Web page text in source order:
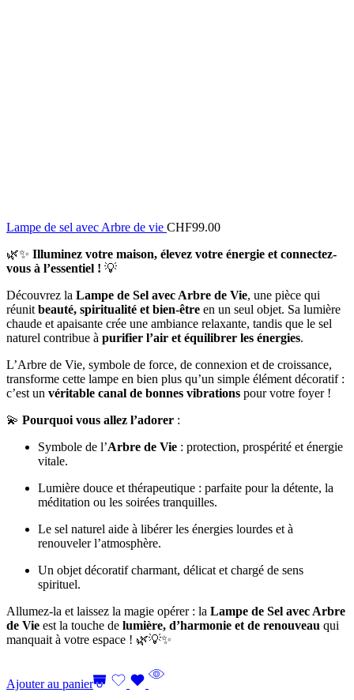
Lampe de sel avec Arbre de vie CHF99.00
🌿✨ Illuminez votre maison, élevez votre énergie et connectez-
vous à l’essentiel ! 💡
Découvrez la Lampe de Sel avec Arbre de Vie, une pièce qui
réunitbeauté, spiritualité et bien-être en un seul objet. Sa lumière
chaude et apaisante crée une ambiance relaxante, tandis que le sel
naturel contribue à purifier l’air et équilibrer les énergies.
L’Arbre de Vie, symbole de force, de connexion et de croissance,
transforme cette lampe en bien plus qu’un simple élément décoratif :
c’est un véritable canal de bonnes vibrations pour votre foyer !
💫 Pourquoi vous allez l’adorer :
Symbole de l’Arbre de Vie : protection, prospérité et énergie
vitale.
Lumière douce et thérapeutique : parfaite pour la détente, la
méditation ou les soirées tranquilles.
Le sel naturel aide à libérer les énergies lourdes et à
renouveler l’atmosphère.
Un objet décoratif charmant, délicat et chargé de sens
spirituel.
Allumez-la et laissez la magie opérer : la Lampe de Sel avec Arbre
de Vie est la touche de lumière, d’harmonie et de renouveau qui
manquait à votre espace ! 🌿💡✨
Ajouter au panier